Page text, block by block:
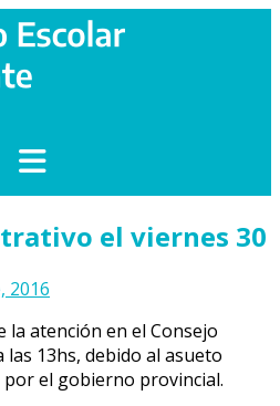
el viernes 30
2016
la atención en el Consejo
las 13hs, debido al asueto
el gobierno provincial.